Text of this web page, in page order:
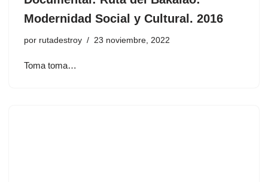
Modernidad Social y Cultural. 2016
por rutadestroy 23 noviembre, 2022
Toma toma…